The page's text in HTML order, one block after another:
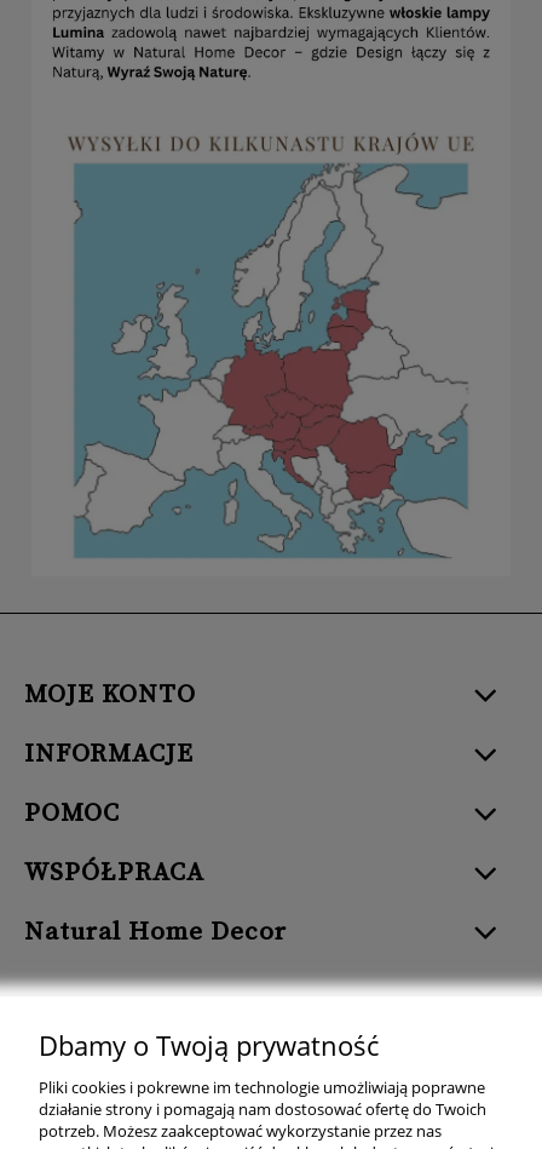
MOJE KONTO
INFORMACJE
POMOC
WSPÓŁPRACA
Natural Home Decor
Natural Home Decor | E-mail: sklep at naturalhomedecor.pl | Tel.:
507 707 299
| NIP: 7971800592 | REGON: 381429127
Dbamy o Twoją prywatność
Pliki cookies i pokrewne im technologie umożliwiają poprawne
działanie strony i pomagają nam dostosować ofertę do Twoich
potrzeb. Możesz zaakceptować wykorzystanie przez nas